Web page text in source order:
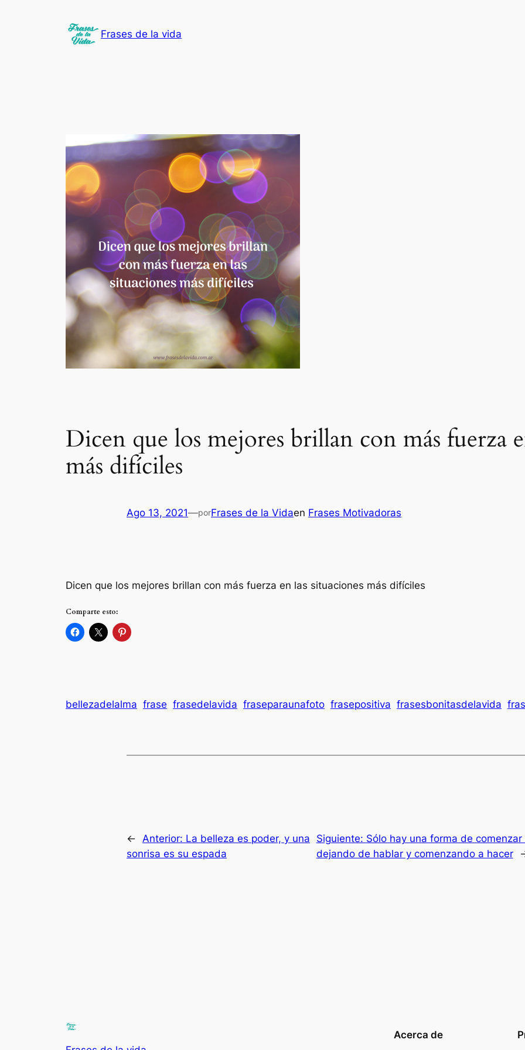
Frases de la vida
Dicen que los mejores brillan con más fuerza
más difíciles
Ago 13, 2021—porFrases de la Vidaen Frases Motivadoras
Dicen que los mejores brillan con más fuerza en las situaciones más difíciles
Comparte esto:
bellezadelalma frase frasedelavida fraseparaunafoto frasepositiva frasesbonitasdelavida
← Anterior: La belleza es poder, y una
sonrisa es su espada
Siguiente: Sólo hay una forma de
dejando de hablar y comenzando a hacer
Acerca de